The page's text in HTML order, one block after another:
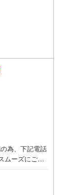
為、下記電話
ムーズにご案
パートナー
！ 不動